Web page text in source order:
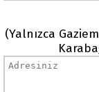
(Yalnızca